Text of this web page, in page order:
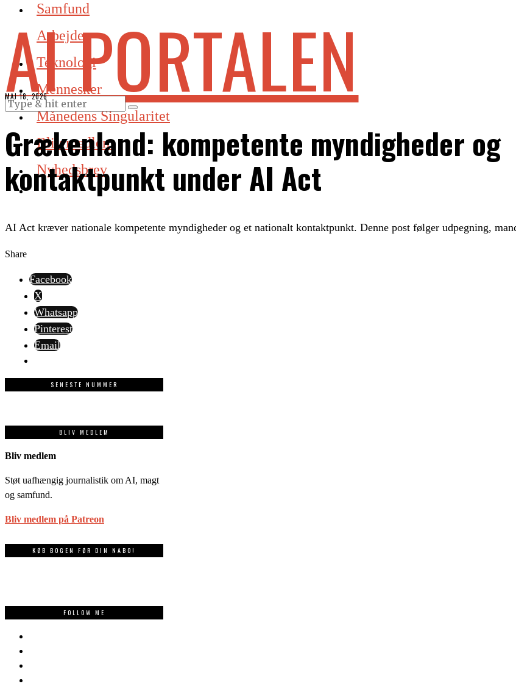
Samfund
Arbejde
Teknologi
Mennesker
Månedens Singularitet
Bliv medlem
Nyhedsbrev
AI PORTALEN
MAJ 18, 2026
Grækenland: kompetente myndigheder og
kontaktpunkt under AI Act
AI Act kræver nationale kompetente myndigheder og et nationalt kontaktpunkt. Denne post følger udpegning,
Share
Facebook
X
Whatsapp
Pinterest
Email
SENESTE NUMMER
BLIV MEDLEM
Bliv medlem
Støt uafhængig journalistik om AI, magt
og samfund.
Bliv medlem på Patreon
KØB BOGEN FØR DIN NABO!
FOLLOW ME